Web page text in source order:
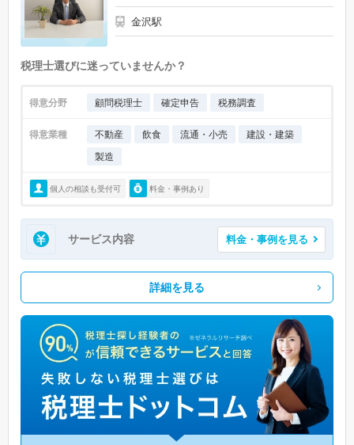
金沢駅
税理士選びに迷っていませんか？
得意分野 顧問税理士 確定申告 税務調査
得意業種 不動産 飲食 流通・小売
建設・建築
製造
個人の相談も受付可 料金・事例あり
サービス内容 料金・事例を見る
詳細を見る